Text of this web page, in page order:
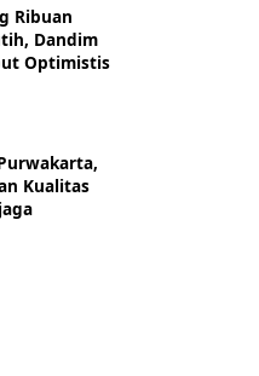
Ribuan
Dandim
Optimistis
Kualitas